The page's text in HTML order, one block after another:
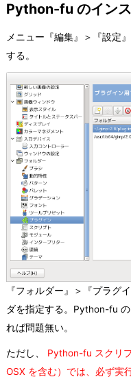
Python-fu のイン
メニュー『編集』＞『設定
する。
『フォルダー』＞『プラグ
ダを指定する。Python-fu
れば問題無い。
ただし、 Python-fu スクリ
OSX を含む）では、必ず実